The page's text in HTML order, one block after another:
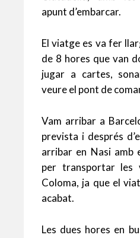
apunt d’embarcar.
El viatge es va fer
de 8 hores que van
jugar a cartes,
veure el pont de
Vam arribar a
prevista i després
arribar en Nasi amb
per transportar les
Coloma, ja que el
acabat.
Les dues hores en